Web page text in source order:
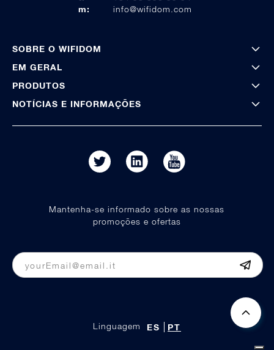
m:
info@wifidom.com
SOBRE O WIFIDOM
EM GERAL
PRODUTOS
NOTÍCIAS E INFORMAÇÕES
Linguagem ES PT
Mantenha-se informado sobre as nossas
promoções e ofertas